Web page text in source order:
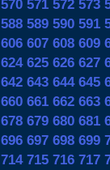
570 571 572 573
588 589 590 591
606 607 608 609
624 625 626 627
642 643 644 645
660 661 662 663
678 679 680 681
696 697 698 699
714 715 716 717